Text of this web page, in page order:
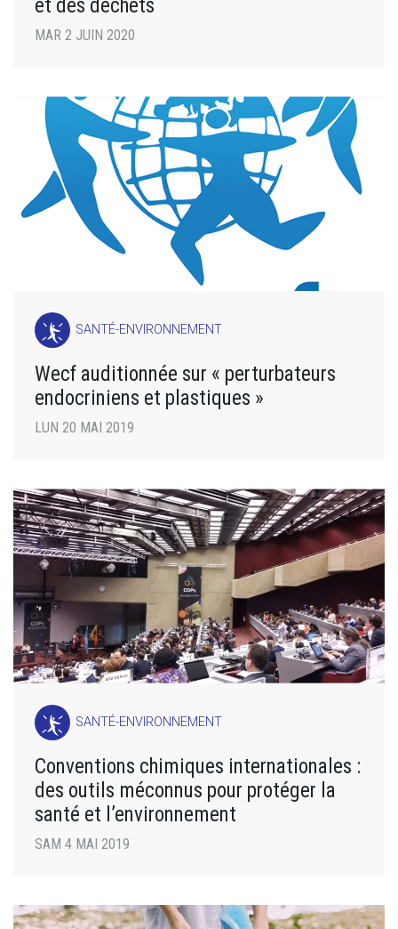
et des déchets
MAR 2 JUIN 2020
SANTÉ-ENVIRONNEMENT
Wecf auditionnée sur « perturbateurs
endocriniens et plastiques »
LUN 20 MAI 2019
SANTÉ-ENVIRONNEMENT
Conventions chimiques internationales :
des outils méconnus pour protéger la
santé et l’environnement
SAM 4 MAI 2019